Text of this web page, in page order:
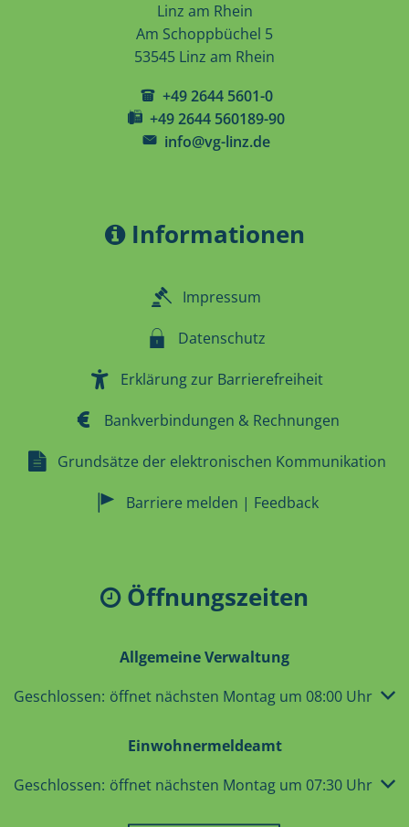
Linz am Rhein
Am Schoppbüchel 5
53545 Linz am Rhein
+49 2644 5601-0
+49 2644 560189-90
info@vg-linz.de
Informationen
Impressum
Datenschutz
Erklärung zur Barrierefreiheit
Bankverbindungen & Rechnungen
Grundsätze der elektronischen Kommunikation
Barriere melden | Feedback
Öffnungszeiten
Allgemeine Verwaltung
Klicken, um weitere Öffnungs- oder Schließzeiten
Geschlossen: öffnet nächsten Montag um 08:00 Uhr
Einwohnermeldeamt
Klicken, um weitere Öffnungs- oder Schließzeiten
Geschlossen: öffnet nächsten Montag um 07:30 Uhr